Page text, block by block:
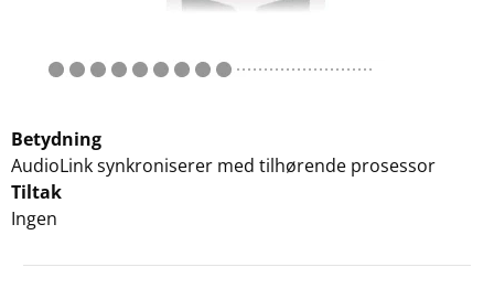
Betydning
AudioLink synkroniserer med tilhørende prosessor
Tiltak
Ingen